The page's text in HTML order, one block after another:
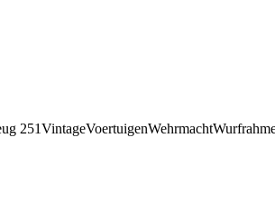
251VintageVoertuigenWehrmacht